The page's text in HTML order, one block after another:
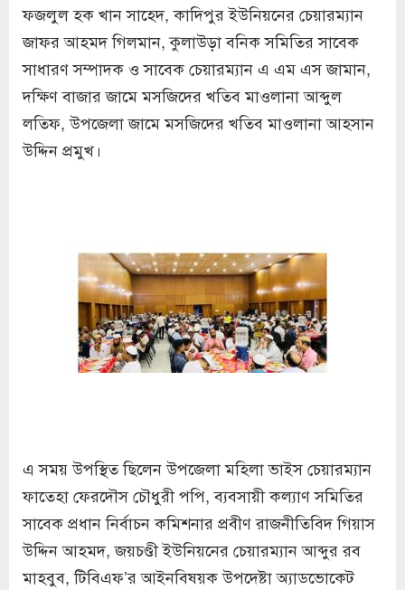
ফজলুল হক খান সাহেদ, কাদিপুর ইউনিয়নের চেয়ারম্যান
জাফর আহমদ গিলমান, কুলাউড়া বনিক সমিতির সাবেক
সাধারণ সম্পাদক ও সাবেক চেয়ারম্যান এ এম এস জামান,
দক্ষিণ বাজার জামে মসজিদের খতিব মাওলানা আব্দুল
লতিফ, উপজেলা জামে মসজিদের খতিব মাওলানা আহসান
উদ্দিন প্রমুখ।
এ সময় উপস্থিত ছিলেন উপজেলা মহিলা ভাইস চেয়ারম্যান
ফাতেহা ফেরদৌস চৌধুরী পপি, ব্যবসায়ী কল্যাণ সমিতির
সাবেক প্রধান নির্বাচন কমিশনার প্রবীণ রাজনীতিবিদ গিয়াস
উদ্দিন আহমদ, জয়চণ্ডী ইউনিয়নের চেয়ারম্যান আব্দুর রব
মাহবুব, টিবিএফ’র আইনবিষয়ক উপদেষ্টা অ্যাডভোকেট